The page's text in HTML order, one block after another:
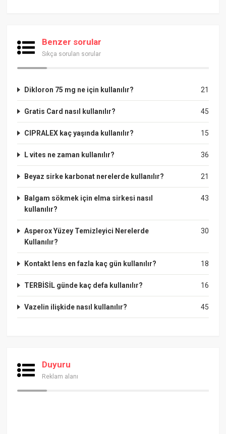
Benzer sorular
Sıkça sorulan sorular
21
Dikloron 75 mg ne için kullanılır?
45
Gratis Card nasıl kullanılır?
15
CIPRALEX kaç yaşında kullanılır?
36
L vites ne zaman kullanılır?
21
Beyaz sirke karbonat nerelerde kullanılır?
43
Balgam sökmek için elma sirkesi nasıl
kullanılır?
30
Asperox Yüzey Temizleyici Nerelerde
Kullanılır?
18
Kontakt lens en fazla kaç gün kullanılır?
16
TERBİSİL günde kaç defa kullanılır?
45
Vazelin ilişkide nasıl kullanılır?
Duyuru
Reklam alanı